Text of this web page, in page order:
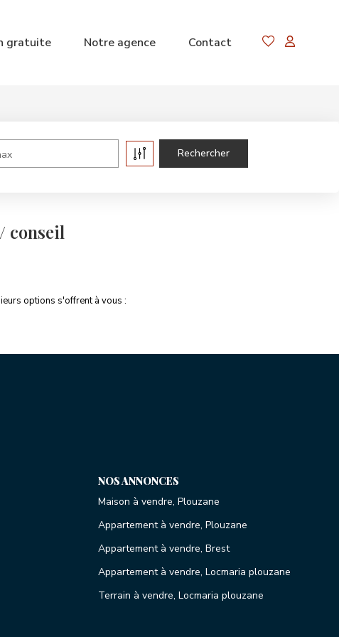
gratuite Notre agence Contact
conseil
options s'offrent à vous :
NOS ANNONCES
Maison à vendre, Plouzane
Appartement à vendre, Plouzane
Appartement à vendre, Brest
Appartement à vendre, Locmaria plouzane
Terrain à vendre, Locmaria plouzane